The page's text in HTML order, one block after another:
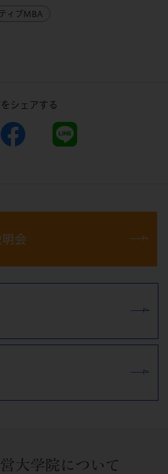
ィブMBA
シェアする
会
大学院について